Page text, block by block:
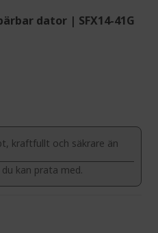
dator | SFX14-41G
kraftfullt och säkrare än
kan prata med.